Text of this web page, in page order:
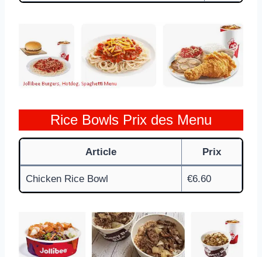
Rice Bowls Prix des Menu
Article Prix
Chicken Rice Bowl €6.60